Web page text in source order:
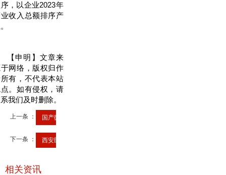
，以企业2023年
收入总额排序产
【申明】文章来
网络，版权归作
有，不代表本站
。如有侵权，请
我们及时删除。
上一条 ： 国产微短剧：“轻”风好扬帆
下一条 ： 西安民营企业100强榜单发布
相关资讯